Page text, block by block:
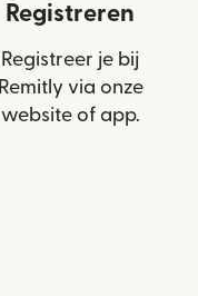
Registreren
Registreer je bij
Remitly via onze
website of app.